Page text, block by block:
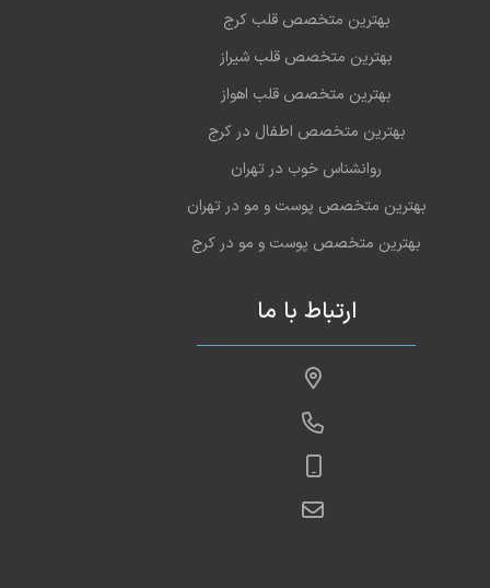
بهترین متخصص قلب کرج
بهترین متخصص قلب شیراز
بهترین متخصص قلب اهواز
بهترین متخصص اطفال در کرج
روانشناس خوب در تهران
بهترین متخصص پوست و مو در تهران
بهترین متخصص پوست و مو در کرج
ارتباط با ما